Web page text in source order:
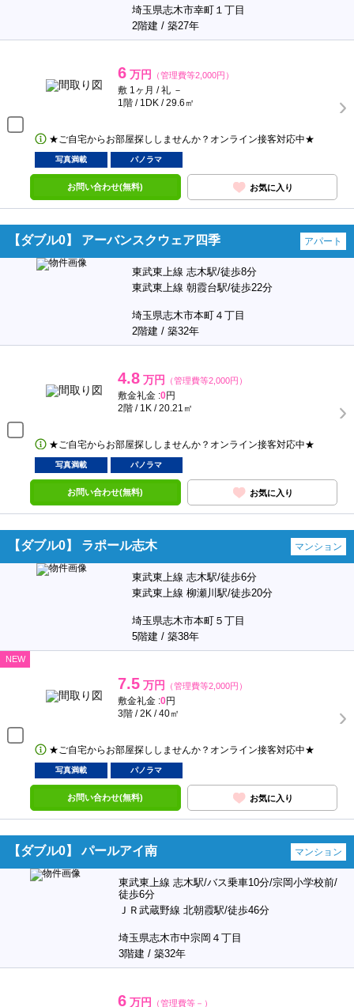
埼玉県志木市幸町１丁目
2階建 / 築27年
6 万円 （管理費等2,000円）
敷 1ヶ月 / 礼 －
1階 / 1DK / 29.6㎡
★ご自宅からお部屋探ししませんか？オンライン接客対応中★
写真満載 パノラマ
お問い合わせ(無料) お気に入り
【ダブル0】 アーバンスクウェア四季 アパート
東武東上線 志木駅/徒歩8分
東武東上線 朝霞台駅/徒歩22分
埼玉県志木市本町４丁目
2階建 / 築32年
4.8 万円 （管理費等2,000円）
敷金礼金 :0円
2階 / 1K / 20.21㎡
★ご自宅からお部屋探ししませんか？オンライン接客対応中★
写真満載 パノラマ
お問い合わせ(無料) お気に入り
【ダブル0】 ラポール志木 マンション
東武東上線 志木駅/徒歩6分
東武東上線 柳瀬川駅/徒歩20分
埼玉県志木市本町５丁目
5階建 / 築38年
NEW
7.5 万円 （管理費等2,000円）
敷金礼金 :0円
3階 / 2K / 40㎡
★ご自宅からお部屋探ししませんか？オンライン接客対応中★
写真満載 パノラマ
お問い合わせ(無料) お気に入り
【ダブル0】 パールアイ南 マンション
東武東上線 志木駅/バス乗車10分/宗岡小学校前/
徒歩6分
ＪＲ武蔵野線 北朝霞駅/徒歩46分
埼玉県志木市中宗岡４丁目
3階建 / 築32年
6 万円 （管理費等－）